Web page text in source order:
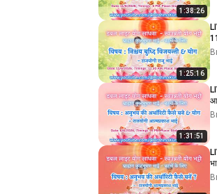
1:38:26
1:25:16
1:31:51